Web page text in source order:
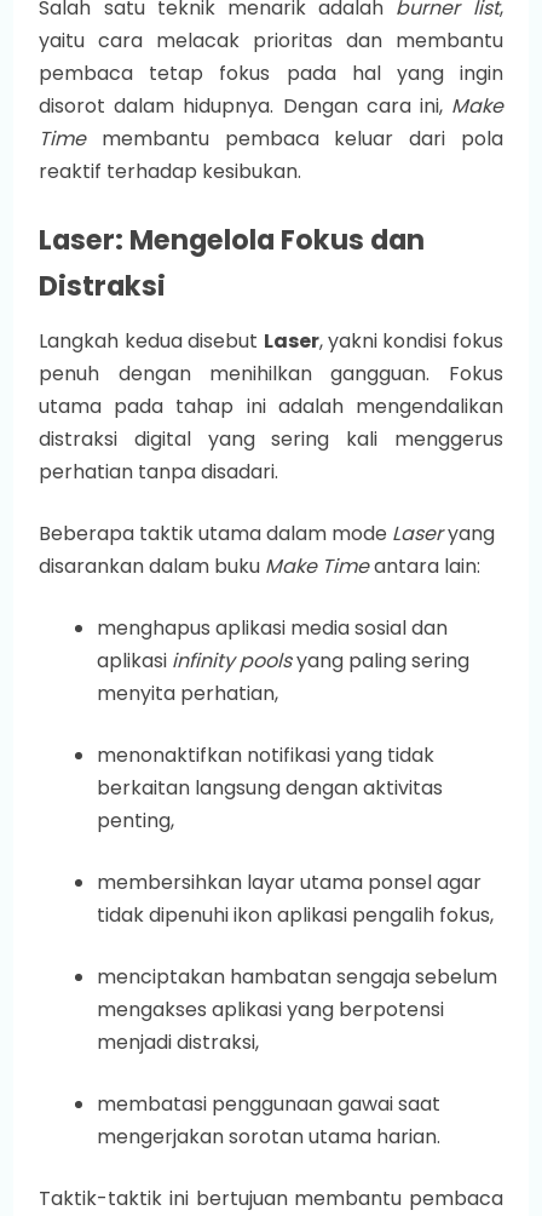
Salah satu teknik menarik adalah burner list,
yaitu cara melacak prioritas dan membantu
pembaca tetap fokus pada hal yang ingin
disorot dalam hidupnya. Dengan cara ini, Make
Timemembantu pembaca keluar dari pola
reaktif terhadap kesibukan.
Laser: Mengelola Fokus dan
Distraksi
Langkah kedua disebut Laser, yakni kondisi fokus
penuh dengan menihilkan gangguan. Fokus
utama pada tahap ini adalah mengendalikan
distraksi digital yang sering kali menggerus
perhatian tanpa disadari.
Beberapa taktik utama dalam mode Laseryang
disarankan dalam buku Make Timeantara lain:
menghapus aplikasi media sosial dan
aplikasi infinity poolsyang paling sering
menyita perhatian,
menonaktifkan notifikasi yang tidak
berkaitan langsung dengan aktivitas
penting,
membersihkan layar utama ponsel agar
tidak dipenuhi ikon aplikasi pengalih fokus,
menciptakan hambatan sengaja sebelum
mengakses aplikasi yang berpotensi
menjadi distraksi,
membatasi penggunaan gawai saat
mengerjakan sorotan utama harian.
Taktik-taktik ini bertujuan membantu pembaca